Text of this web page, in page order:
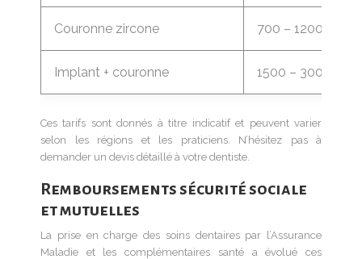
Couronne zircone 700 – 1200 €
Implant + couronne 1500 – 3000 €
Ces tarifs sont donnés à titre indicatif et peuvent varier
selon les régions et les praticiens. N’hésitez pas à
demander un devis détaillé à votre dentiste.
Remboursements sécurité sociale
et mutuelles
La prise en charge des soins dentaires par l’Assurance
Maladie et les complémentaires santé a évolué ces